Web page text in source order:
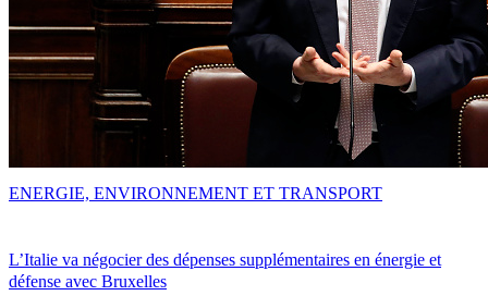
L’Italie va négocier des dépenses supplémentaires en énergie et
défense avec Bruxelles
ENERGIE, ENVIRONNEMENT ET TRANSPORT